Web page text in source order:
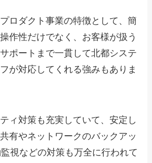
ロダクト事業の特徴として、簡
作性だけでなく、お客様が扱う
ポートまで一貫して北都システ
が対応してくれる強みもありま
ィ対策も充実していて、安定し
有やネットワークのバックアッ
視などの対策も万全に行われて